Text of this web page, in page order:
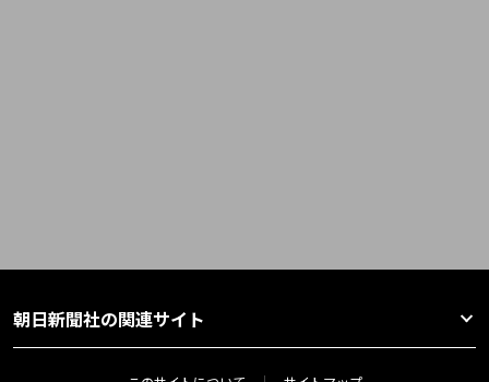
朝日新聞社の関連サイト